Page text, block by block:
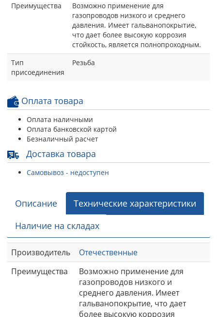
Преимущества
Возможно применение для
газопроводов низкого и среднего
давления. Имеет гальванопокрытие,
что дает более высокую коррозия
стойкость, является полнопроходным.
Тип
присоединения
Резьба
Оплата товара
Оплата наличными
Оплата банковской картой
Безналичный расчет
Доставка товара
Самовывоз - недоступен
Описание
Технические характеристики
Наличие на складах
Производитель
Отечественные
Преимущества
Возможно применение для
газопроводов низкого и
среднего давления. Имеет
гальванопокрытие, что дает
более высокую коррозия